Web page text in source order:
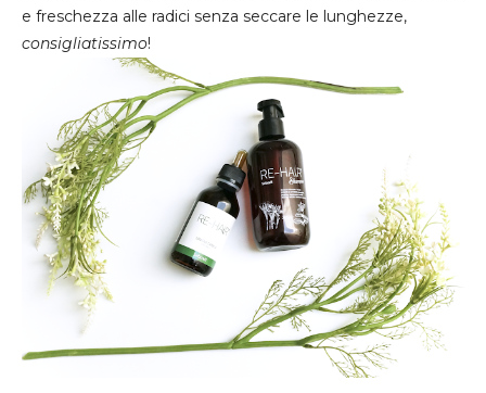
e freschezza alle radici senza seccare le lunghezze,
consigliatissimo!